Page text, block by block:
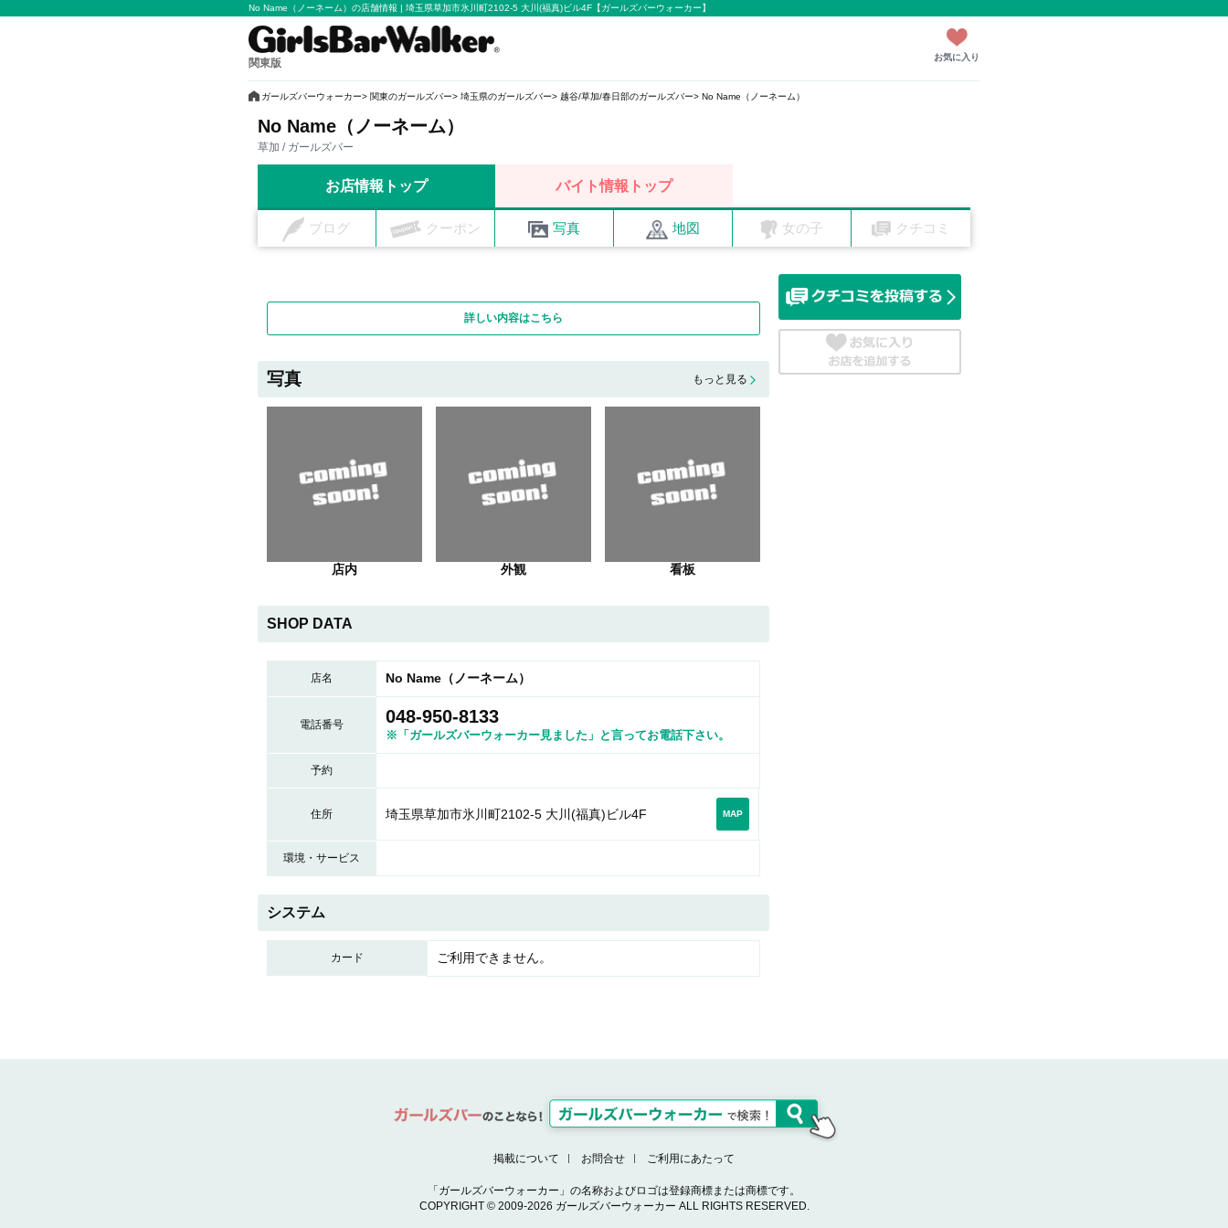
No Name（ノーネーム）の店舗情報 | 埼玉県草加市氷川町2102-5 大川(福真)ビル4F【ガールズバーウォーカー】
関東版 お気に入り
ガールズバーウォーカー 関東のガールズバー 埼玉県のガールズバー 越谷/草加/春日部のガールズバー No Name（ノーネーム）
No Name（ノーネーム）
草加 / ガールズバー
お店情報トップ バイト情報トップ
ブログ クーポン 写真 地図 女の子 クチコミ
詳しい内容はこちら
写真 もっと見る
店内 外観 看板
SHOP DATA
店名 No Name（ノーネーム）
電話番号 048-950-8133
※「ガールズバーウォーカー見ました」と言ってお電話下さい。
予約
住所 埼玉県草加市氷川町2102-5 大川(福真)ビル4F MAP
環境・サービス
システム
カード ご利用できません。
掲載について お問合せ ご利用にあたって
「ガールズバーウォーカー」の名称およびロゴは登録商標または商標です。
COPYRIGHT © 2009-2026 ガールズバーウォーカー ALL RIGHTS RESERVED.